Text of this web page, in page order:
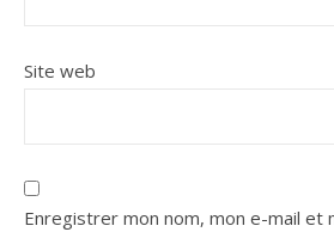
Site web
Enregistrer mon nom, mon e-mail et